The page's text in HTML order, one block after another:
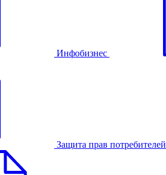
Инфобизнес
Защита прав потребителей